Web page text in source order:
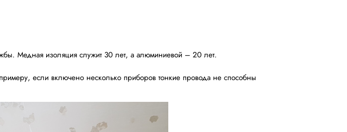
Медная изоляция служит 30 лет, а алюминиевой – 20 лет.
если включено несколько приборов тонкие провода не способны